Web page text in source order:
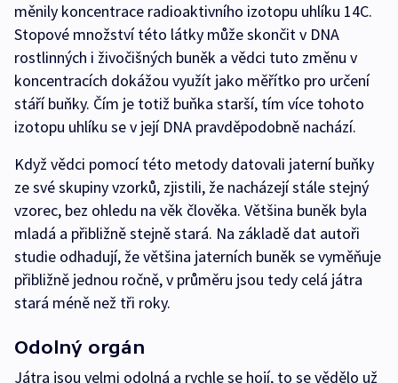
měnily koncentrace radioaktivního izotopu uhlíku 14C.
Stopové množství této látky může skončit v DNA
rostlinných i živočišných buněk a vědci tuto změnu v
koncentracích dokážou využít jako měřítko pro určení
stáří buňky. Čím je totiž buňka starší, tím více tohoto
izotopu uhlíku se v její DNA pravděpodobně nachází.
Když vědci pomocí této metody datovali jaterní buňky
ze své skupiny vzorků, zjistili, že nacházejí stále stejný
vzorec, bez ohledu na věk člověka. Většina buněk byla
mladá a přibližně stejně stará. Na základě dat autoři
studie odhadují, že většina jaterních buněk se vyměňuje
přibližně jednou ročně, v průměru jsou tedy celá játra
stará méně než tři roky.
Odolný orgán
Játra jsou velmi odolná a rychle se hojí, to se vědělo už